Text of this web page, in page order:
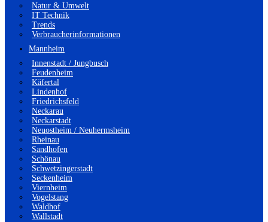
Natur & Umwelt
IT Technik
Trends
Verbraucherinformationen
Mannheim
Innenstadt / Jungbusch
Feudenheim
Käfertal
Lindenhof
Friedrichsfeld
Neckarau
Neckarstadt
Neuostheim / Neuhermsheim
Rheinau
Sandhofen
Schönau
Schwetzingerstadt
Seckenheim
Viernheim
Vogelstang
Waldhof
Wallstadt